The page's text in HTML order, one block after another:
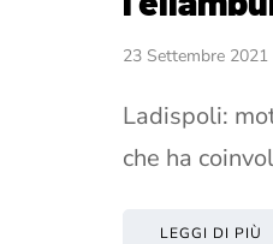
23 Settembre 2021
Ladispoli:
che ha
LEGGI DI PIÙ